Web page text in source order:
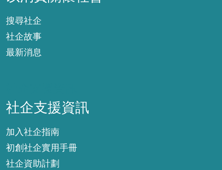
搜尋社企
社企故事
最新消息
社企支援資訊
加入社企指南
初創社企實用手冊
社企資助計劃